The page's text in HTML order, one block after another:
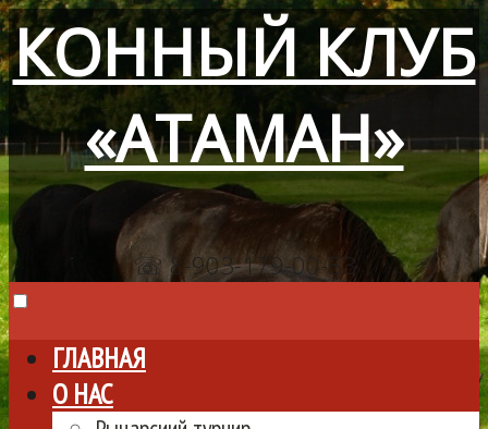
КОННЫЙ КЛУБ
«АТАМАН»
☏ 8-903-179-00-33
ГЛАВНАЯ
О НАС